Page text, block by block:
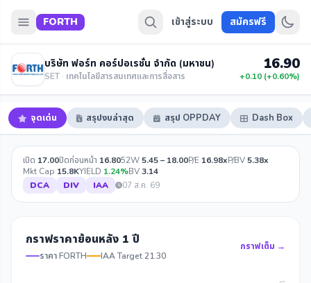
FORTH เข้าสู่ระบบ สมัครฟรี
บริษัท ฟอร์ท คอร์ปอเรชั่น จำกัด (มหาชน)
SET · เทคโนโลยีสารสนเทศและการสื่อสาร
16.90
+0.10 (+0.60%)
จุดเด่น สรุปงบล่าสุด สรุป OPPDAY Dash Box
เปิด 17.00ปิดก่อนหน้า 16.8052W5.45 – 18.00P/E 16.98xP/BV5.38x
Mkt Cap 15.8KYIELD 1.24%BV3.14
DCA
DIV IAA 07 ส.ค. 69
กราฟราคาย้อนหลัง 1 ปี
ราคา FORTH IAA Target 21.30
กราฟเต็ม →